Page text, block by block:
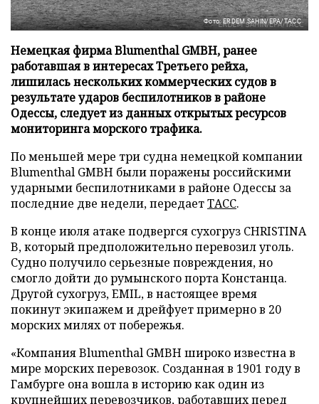
Фото: ERDEM SAHIN/EPA/ТАСС
Немецкая фирма Blumenthal GMBH, ранее
работавшая в интересах Третьего рейха,
лишилась нескольких коммерческих судов в
результате ударов беспилотников в районе
Одессы, следует из данных открытых ресурсов
мониторинга морского трафика.
По меньшей мере три судна немецкой компании
Blumenthal GMBH были поражены российскими
ударными беспилотниками в районе Одессы за
последние две недели, передаетТАСС.
В конце июля атаке подвергся сухогруз CHRISTINA
B, который предположительно перевозил уголь.
Судно получило серьезные повреждения, но
смогло дойти до румынского порта Констанца.
Другой сухогруз, EMIL, в настоящее время
покинут экипажем и дрейфует примерно в 20
морских милях от побережья.
«Компания Blumenthal GMBH широко известна в
мире морских перевозок. Созданная в 1901 году в
Гамбурге она вошла в историю как один из
крупнейших перевозчиков, работавших перед